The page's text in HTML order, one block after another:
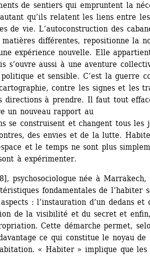
de sentiers qui empruntent la
qu’ils relatent les liens entre les
de vie. L’autoconstruction des
différentes, repositionne la
expérience nouvelle. Elle
s’ouvre aussi à une aventure
et sensible. C’est la guerre
contre les signes et les
directions à prendre. Il faut tout
un nouveau rapport au
se construisent et changent tous les
des envies et de la lutte.
et le temps ne sont plus
à expérimenter.
psychosociologue née à Marrakech,
fondamentales de l’habiter
: l’instauration d’un dedans et
de la visibilité et du secret et
Cette démarche permet,
ce qui constitue le noyau de
« Habiter » implique que les